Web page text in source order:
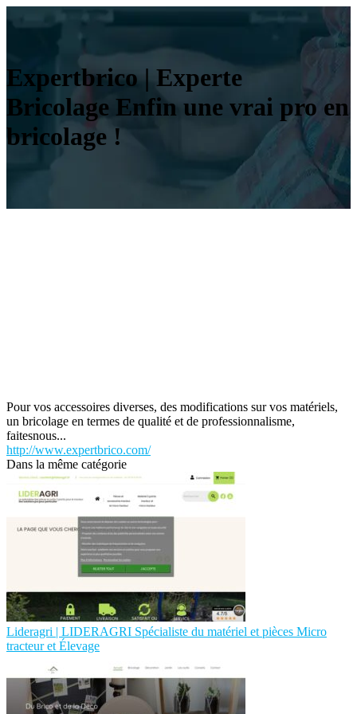
Expertbrico | Experte
Bricolage Enfin une vrai pro en
bricolage !
Pour vos accessoires diverses, des modifications sur vos matériels,
un bricolage en termes de qualité et de professionnalisme,
faitesnous...
http://www.expertbrico.com/
Dans la même catégorie
Lideragri | LIDERAGRI Spécialiste du matériel et pièces Micro
tracteur et Élevage